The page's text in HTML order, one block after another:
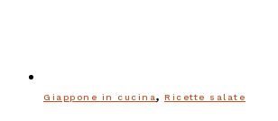
Giappone in cucina, Ricette salate